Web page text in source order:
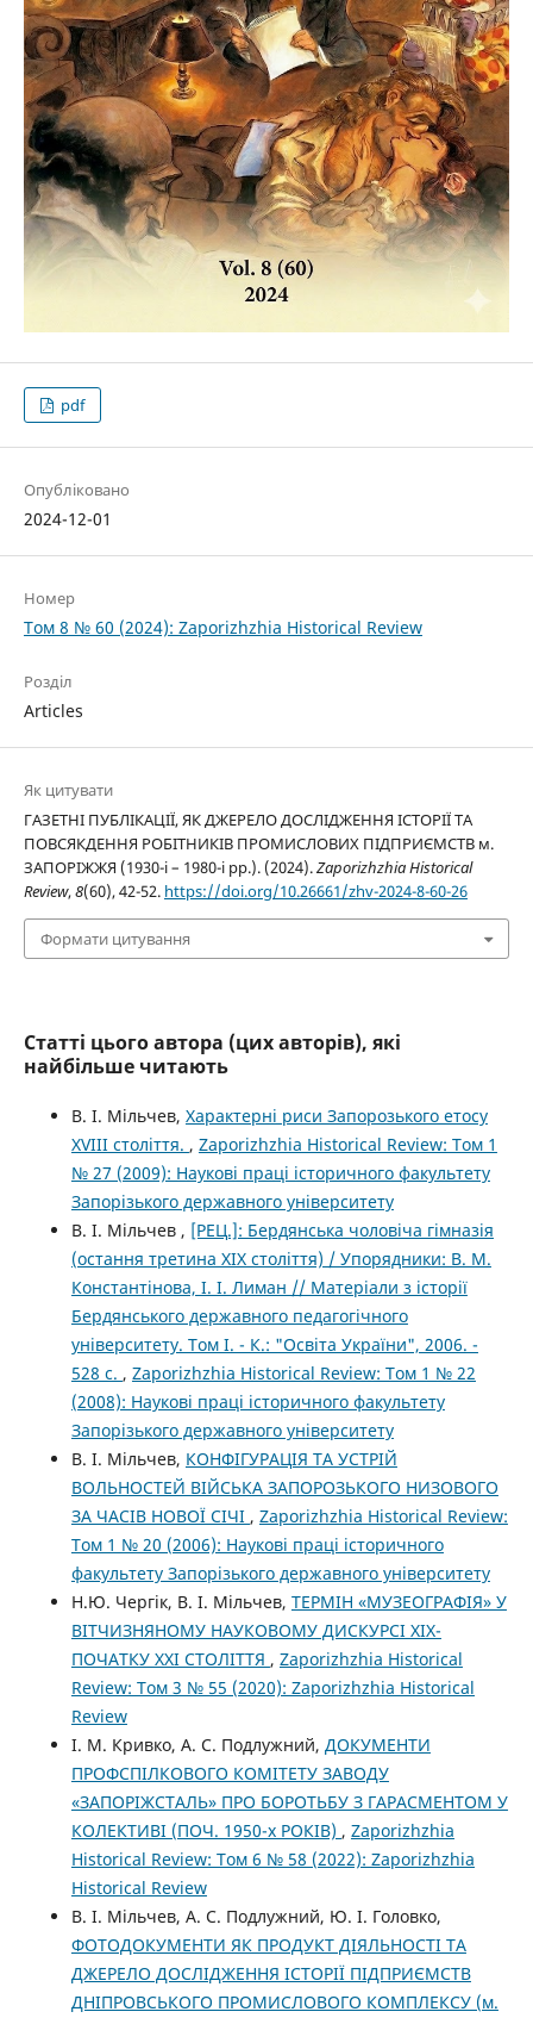
pdf
Опубліковано
2024-12-01
Номер
Том 8 № 60 (2024): Zaporizhzhia Historical Review
Розділ
Articles
Як цитувати
ГАЗЕТНІ ПУБЛІКАЦІЇ, ЯК ДЖЕРЕЛО ДОСЛІДЖЕННЯ ІСТОРІЇ ТА
ПОВСЯКДЕННЯ РОБІТНИКІВ ПРОМИСЛОВИХ ПІДПРИЄМСТВ м.
ЗАПОРІЖЖЯ (1930-і – 1980-і рр.). (2024).Zaporizhzhia Historical
Review,8(60), 42-52. https://doi.org/10.26661/zhv-2024-8-60-26
Формати цитування
Статті цього автора (цих авторів), які
найбільше читають
В. І. Мільчев, Характерні риси Запорозького етосу
XVIII століття. , Zaporizhzhia Historical Review: Том 1
№ 27 (2009): Наукові праці історичного факультету
Запорізького державного університету
В. І. Мільчев , [РЕЦ.]: Бердянська чоловіча гімназія
(остання третина ХІХ століття) / Упорядники: В. М.
Константінова, І. І. Лиман // Матеріали з історії
Бердянського державного педагогічного
університету. Том І. - К.: "Освіта України", 2006. -
528 с. , Zaporizhzhia Historical Review: Том 1 № 22
(2008): Наукові праці історичного факультету
Запорізького державного університету
В. І. Мільчев, КОНФІГУРАЦІЯ ТА УСТРІЙ
ВОЛЬНОСТЕЙ ВІЙСЬКА ЗАПОРОЗЬКОГО НИЗОВОГО
ЗА ЧАСІВ НОВОЇ СІЧІ , Zaporizhzhia Historical Review:
Том 1 № 20 (2006): Наукові праці історичного
факультету Запорізького державного університету
Н.Ю. Чергік, В. І. Мільчев, ТЕРМІН «МУЗЕОГРАФІЯ» У
ВІТЧИЗНЯНОМУ НАУКОВОМУ ДИСКУРСІ ХІХ-
ПОЧАТКУ ХХІ СТОЛІТТЯ , Zaporizhzhia Historical
Review: Том 3 № 55 (2020): Zaporizhzhia Historical
Review
І. М. Кривко, А. C. Подлужний, ДОКУМЕНТИ
ПРОФСПІЛКОВОГО КОМІТЕТУ ЗАВОДУ
«ЗАПОРІЖСТАЛЬ» ПРО БОРОТЬБУ З ГАРАСМЕНТОМ У
КОЛЕКТИВІ (ПОЧ. 1950-x РОКІВ) , Zaporizhzhia
Historical Review: Том 6 № 58 (2022): Zaporizhzhia
Historical Review
В. І. Мільчев, А. C. Подлужний, Ю. І. Головко,
ФОТОДОКУМЕНТИ ЯК ПРОДУКТ ДІЯЛЬНОСТІ ТА
ДЖЕРЕЛО ДОСЛІДЖЕННЯ ІСТОРІЇ ПІДПРИЄМСТВ
ДНІПРОВСЬКОГО ПРОМИСЛОВОГО КОМПЛЕКСУ (м.